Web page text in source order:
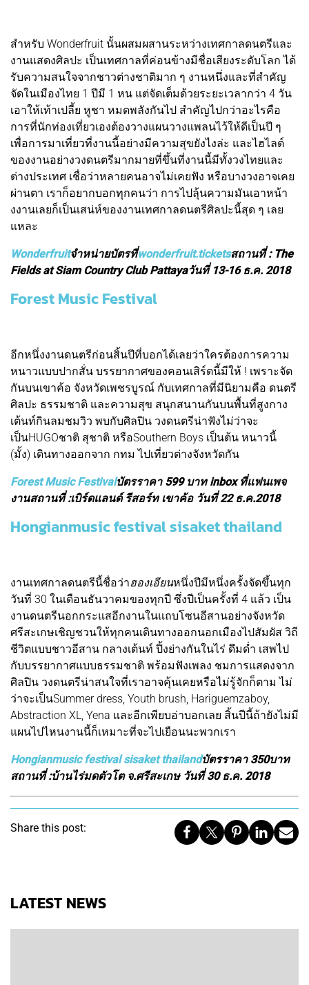
สำหรับ Wonderfruit นั้นผสมผสานระหว่างเทศกาลดนตรีและ
งานแสดงศิลปะ เป็นเทศกาลที่ค่อนข้างมีชื่อเสียงระดับโลก ได้
รับความสนใจจากชาวต่างชาติมาก ๆ งานหนึ่งและที่สำคัญ
จัดในเมืองไทย 1 ปีมี 1 หน แต่จัดเต็มด้วยระยะเวลากว่า 4 วัน
เอาให้เท้าเปลี้ย หูชา หมดพลังกันไป สำคัญไปกว่าอะไรคือ
การที่นักท่องเที่ยวเองต้องวางแผนวางแพลนไว้ให้ดีเป็นปี ๆ
เพื่อการมาเที่ยวที่งานนี้อย่างมีความสุขยังไงล่ะ และไฮไลต์
ของงานอย่างวงดนตรีมากมายที่ขึ้นที่งานนี้มีทั้งวงไทยและ
ต่างประเทศ เชื่อว่าหลายคนอาจไม่เคยฟัง หรือบางวงอาจเคย
ผ่านตา เราก็อยากบอกทุกคนว่า การไปลุ้นความมันเอาหน้า
งงานเลยก็เป็นเสน่ห์ของงานเทศกาลดนตรีศิลปะนี้สุด ๆ เลย
แหละ
Wonderfruitจำหน่ายบัตรที่wonderfruit.ticketsสถานที่ : The
Fields at Siam Country Club Pattayaวันที่ 13-16 ธ.ค. 2018
Forest Music Festival
อีกหนึ่งงานดนตรีก่อนสิ้นปีที่บอกได้เลยว่าใครต้องการความ
หนาวแบบปากสั่น บรรยากาศของคอนเสิร์ตนี้มีให้ ! เพราะจัด
กันบนเขาค้อ จังหวัดเพชรบูรณ์ กับเทศกาลที่มีนิยามคือ ดนตรี
ศิลปะ ธรรมชาติ และความสุข สนุกสนานกันบนพื้นที่สูงกาง
เต้นท์กินลมชมวิว พบกับศิลปิน วงดนตรีน่าฟังไม่ว่าจะ
เป็นHUGOชาติ สุชาติ หรือSouthern Boys เป็นต้น หนาวนี้
(มั้ง) เดินทางออกจาก กทม ไปเที่ยวต่างจังหวัดกัน
Forest Music Festivalบัตรราคา 599 บาท inbox ที่แฟนเพจ
งานสถานที่ :เบิร์ดแลนด์ รีสอร์ท เขาค้อ วันที่ 22 ธ.ค.2018
Hongianmusic festival sisaket thailand
งานเทศกาลดนตรีนี้ชื่อว่าฮองเอียนหนึ่งปีมีหนึ่งครั้งจัดขึ้นทุก
วันที่ 30 ในเดือนธันวาคมของทุกปี ซึ่งปีเป็นครั้งที่ 4 แล้ว เป็น
งานดนตรีนอกกระแสอีกงานในแถบโซนอีสานอย่างจังหวัด
ศรีสะเกษเชิญชวนให้ทุกคนเดินทางออกนอกเมืองไปสัมผัส วิถี
ชีวิตแบบชาวอีสาน กลางเต้นท์ ปิ้งย่างกันในไร่ ดึมด่ำ เสพไป
กับบรรยากาศแบบธรรมชาติ พร้อมฟังเพลง ชมการแสดงจาก
ศิลปิน วงดนตรีน่าสนใจที่เราอาจคุ้นเคยหรือไม่รู้จักก็ตาม ไม่
ว่าจะเป็นSummer dress, Youth brush, Hariguemzaboy,
Abstraction XL, Yena และอีกเพียบอ่าบอกเลย สิ้นปีนี้ถ้ายังไม่มี
แผนไปไหนงานนี้ก็เหมาะที่จะไปเยือนนะพวกเรา
Hongianmusic festival sisaket thailandบัตรราคา 350บาท
สถานที่ :บ้านไร่มดตัวโต จ.ศรีสะเกษ วันที่ 30 ธ.ค. 2018
Share this post:
LATEST NEWS